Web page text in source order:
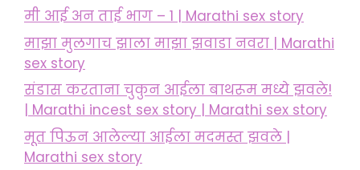
मी आई अन ताई भाग – 1 | Marathi sex story
माझा मुलगाच झाला माझा झवाडा नवरा | Marathi
sex story
संडास करताना चुकुन आईला बाथरूम मध्ये झवले!
| Marathi incest sex story | Marathi sex story
मूत पिऊन आलेल्या आईला मदमस्त झवले |
Marathi sex story